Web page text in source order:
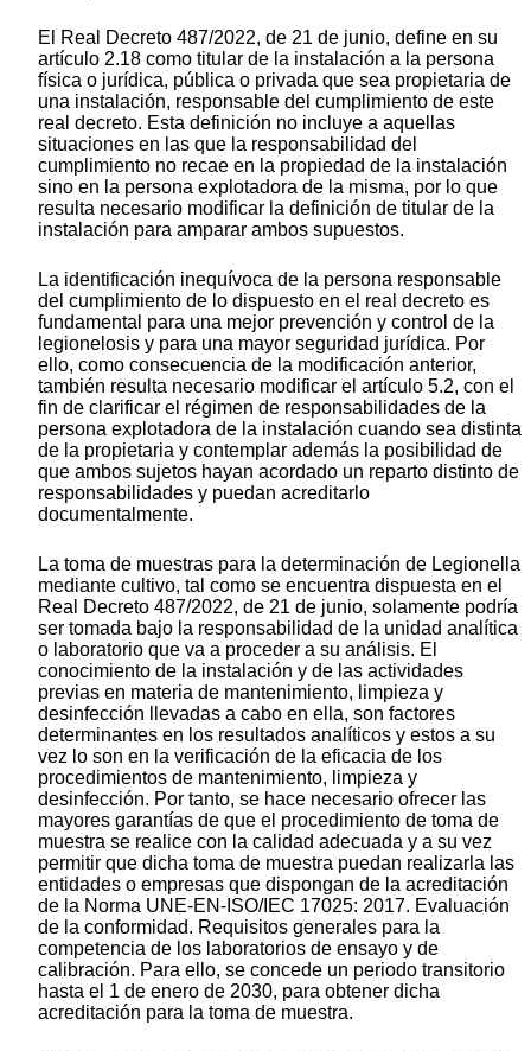
El Real Decreto 487/2022, de 21 de junio, define en su
artículo 2.18 como titular de la instalación a la persona
física o jurídica, pública o privada que sea propietaria de
una instalación, responsable del cumplimiento de este
real decreto. Esta definición no incluye a aquellas
situaciones en las que la responsabilidad del
cumplimiento no recae en la propiedad de la instalación
sino en la persona explotadora de la misma, por lo que
resulta necesario modificar la definición de titular de la
instalación para amparar ambos supuestos.
La identificación inequívoca de la persona responsable
del cumplimiento de lo dispuesto en el real decreto es
fundamental para una mejor prevención y control de la
legionelosis y para una mayor seguridad jurídica. Por
ello, como consecuencia de la modificación anterior,
también resulta necesario modificar el artículo 5.2, con el
fin de clarificar el régimen de responsabilidades de la
persona explotadora de la instalación cuando sea distinta
de la propietaria y contemplar además la posibilidad de
que ambos sujetos hayan acordado un reparto distinto de
responsabilidades y puedan acreditarlo
documentalmente.
La toma de muestras para la determinación de Legionella
mediante cultivo, tal como se encuentra dispuesta en el
Real Decreto 487/2022, de 21 de junio, solamente podría
ser tomada bajo la responsabilidad de la unidad analítica
o laboratorio que va a proceder a su análisis. El
conocimiento de la instalación y de las actividades
previas en materia de mantenimiento, limpieza y
desinfección llevadas a cabo en ella, son factores
determinantes en los resultados analíticos y estos a su
vez lo son en la verificación de la eficacia de los
procedimientos de mantenimiento, limpieza y
desinfección. Por tanto, se hace necesario ofrecer las
mayores garantías de que el procedimiento de toma de
muestra se realice con la calidad adecuada y a su vez
permitir que dicha toma de muestra puedan realizarla las
entidades o empresas que dispongan de la acreditación
de la Norma UNE-EN-ISO/IEC 17025: 2017. Evaluación
de la conformidad. Requisitos generales para la
competencia de los laboratorios de ensayo y de
calibración. Para ello, se concede un periodo transitorio
hasta el 1 de enero de 2030, para obtener dicha
acreditación para la toma de muestra.